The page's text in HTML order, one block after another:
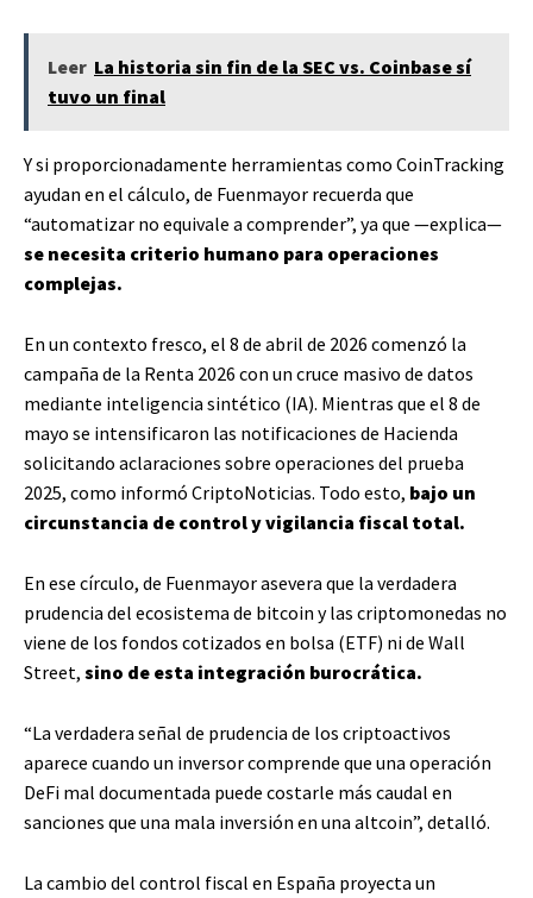
Leer La historia sin fin de la SEC vs. Coinbase sí
tuvo un final
Y si proporcionadamente herramientas como CoinTracking
ayudan en el cálculo, de Fuenmayor recuerda que
“automatizar no equivale a comprender”, ya que —explica—
se necesita criterio humano para operaciones
complejas.
En un contexto fresco, el 8 de abril de 2026 comenzó la
campaña de la Renta 2026 con un cruce masivo de datos
mediante inteligencia sintético (IA). Mientras que el 8 de
mayo se intensificaron las notificaciones de Hacienda
solicitando aclaraciones sobre operaciones del prueba
2025, como informó CriptoNoticias. Todo esto, bajo un
circunstancia de control y vigilancia fiscal total.
En ese círculo, de Fuenmayor asevera que la verdadera
prudencia del ecosistema de bitcoin y las criptomonedas no
viene de los fondos cotizados en bolsa (ETF) ni de Wall
Street, sino de esta integración burocrática.
“La verdadera señal de prudencia de los criptoactivos
aparece cuando un inversor comprende que una operación
DeFi mal documentada puede costarle más caudal en
sanciones que una mala inversión en una altcoin”, detalló.
La cambio del control fiscal en España proyecta un